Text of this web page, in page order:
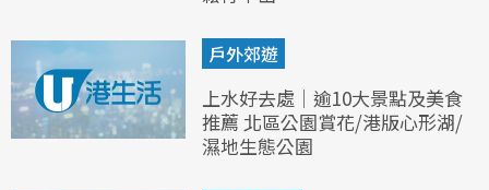
戶外郊遊
上水好去處｜逾10大景點及美食
推薦 北區公園賞花/港版心形湖/
濕地生態公園